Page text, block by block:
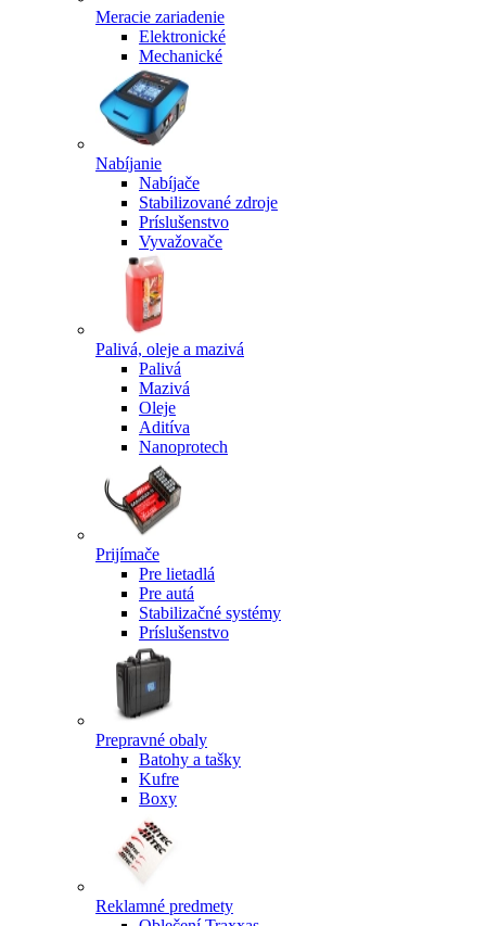
Meracie zariadenie
Elektronické
Mechanické
Nabíjanie
Nabíjače
Stabilizované zdroje
Príslušenstvo
Vyvažovače
Palivá, oleje a mazivá
Palivá
Mazivá
Oleje
Aditíva
Nanoprotech
Prijímače
Pre lietadlá
Pre autá
Stabilizačné systémy
Príslušenstvo
Prepravné obaly
Batohy a tašky
Kufre
Boxy
Reklamné predmety